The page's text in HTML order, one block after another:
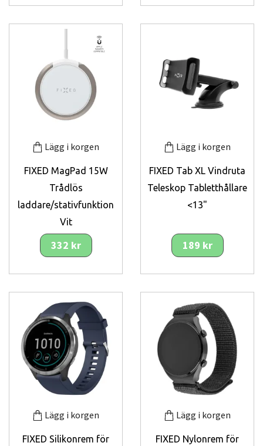
Lägg i korgen
FIXED MagPad 15W
Trådlös
laddare/stativfunktion
Vit
332 kr
Lägg i korgen
FIXED Tab XL Vindruta
Teleskop Tabletthållare
<13"
189 kr
Lägg i korgen
FIXED Silikonrem för
Lägg i korgen
FIXED Nylonrem för